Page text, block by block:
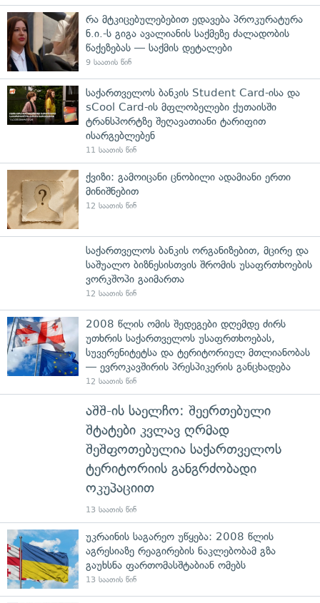
რა მტკიცებულებებით ედავება პროკურატურა
ნ.ი.-ს გიგა ავალიანის საქმეზე ძალადობის
წაქეზებას — საქმის დეტალები
9 საათის წინ
საქართველოს ბანკის Student Card-ისა და
sCool Card-ის მფლობელები ქუთაისში
ტრანსპორტზე შეღავათიანი ტარიფით
ისარგებლებენ
11 საათის წინ
ქვიზი: გამოიცანი ცნობილი ადამიანი ერთი
მინიშნებით
12 საათის წინ
საქართველოს ბანკის ორგანიზებით, მცირე და
საშუალო ბიზნესისთვის შრომის უსაფრთხოების
ვორკშოპი გაიმართა
12 საათის წინ
2008 წლის ომის შედეგები დღემდე ძირს
უთხრის საქართველოს უსაფრთხოებას,
სუვერენიტეტსა და ტერიტორიულ მთლიანობას
— ევროკავშირის პრესპიკერის განცხადება
12 საათის წინ
აშშ-ის საელჩო: შეერთებული
შტატები კვლავ ღრმად
შეშფოთებულია საქართველოს
ტერიტორიის განგრძობადი
ოკუპაციით
13 საათის წინ
უკრაინის საგარეო უწყება: 2008 წლის
აგრესიაზე რეაგირების ნაკლებობამ გზა
გაუხსნა ფართომასშტაბიან ომებს
13 საათის წინ